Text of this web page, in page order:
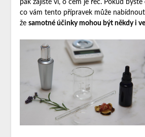
pak zajisté ví, o čem je řeč. Pokud
co vám tento přípravek může
že samotné účinky mohou být někdy i